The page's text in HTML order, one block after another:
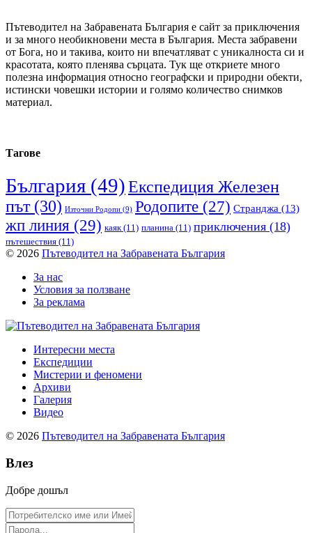
Пътеводител на Забравената България е сайт за приключения
и за много необикновени места в България. Места забравени
от Бога, но и такива, които ни впечатляват с уникалноста си и
красотата, която пленява сърцата. Тук ще откриете много
полезна информация относно географски и природни обекти,
истински човешки истории и голямо количество снимков
материал.
Тагове
България (49)Експедиция Железен
път(30) Източни Родопи (9) Родопите (27) Странджа (13)
жп линия (29) каяк(11) планина (11) приключения (18)
пътешествия (11)
© 2026 Пътеводител на Забравената България
За нас
Условия за ползване
За реклама
Интересни места
Експедиции
Мистерии и феномени
Архиви
Галерия
Видео
© 2026 Пътеводител на Забравената България
Влез
Добре дошъл